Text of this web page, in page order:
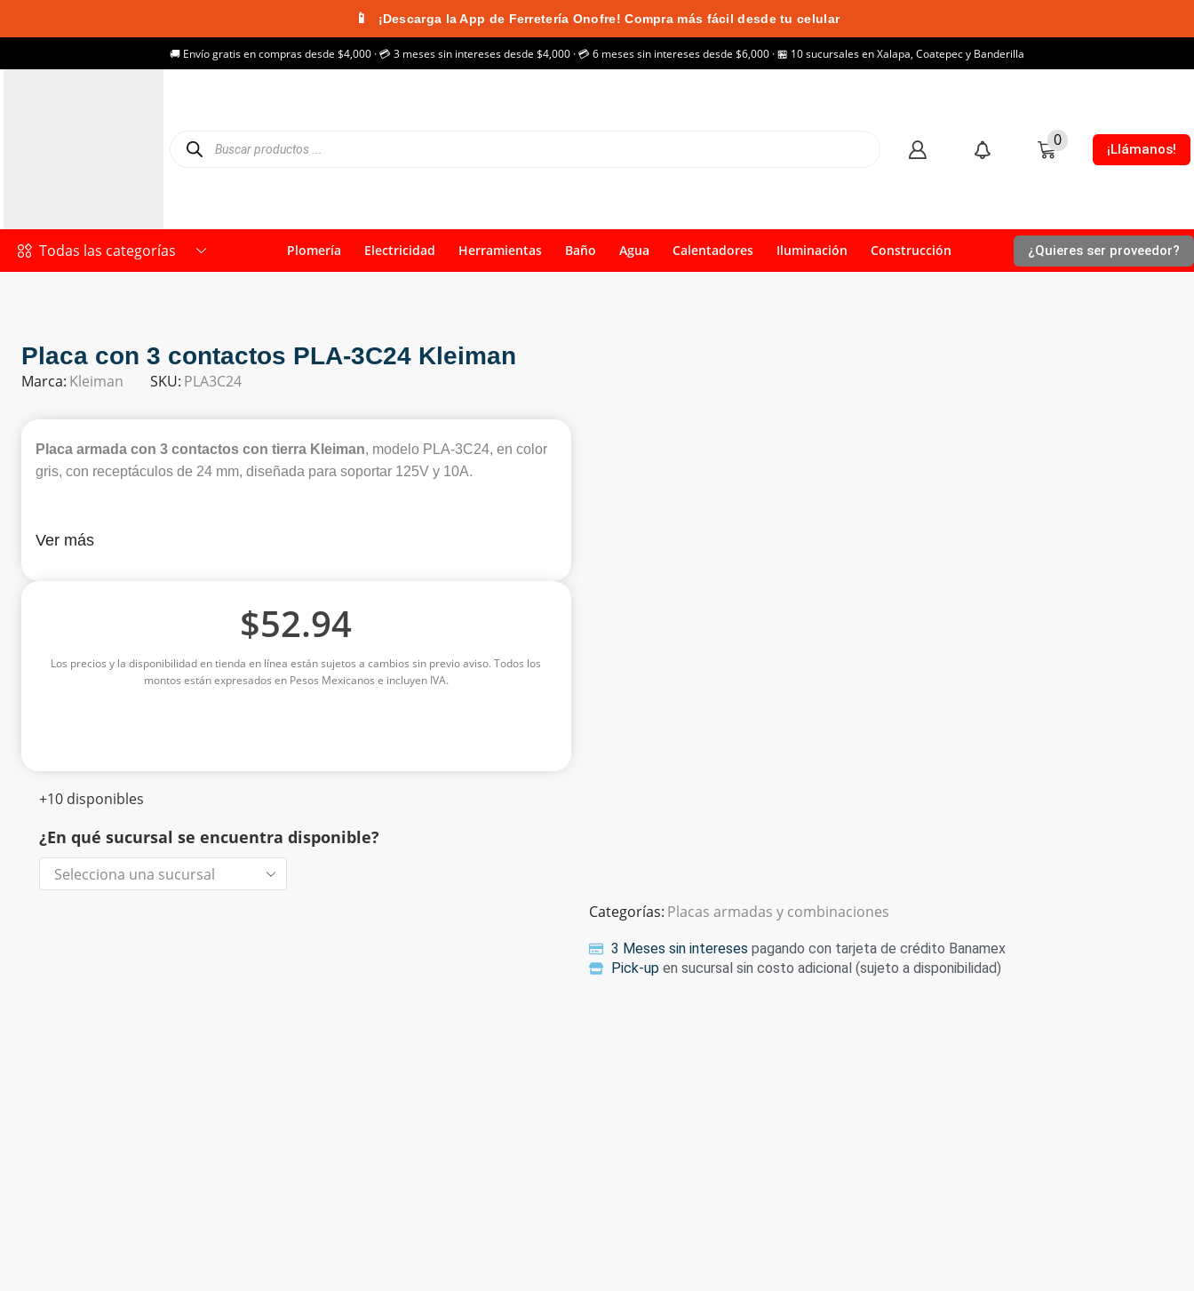
📱 ¡Descarga la App de Ferretería Onofre! Compra más fácil desde tu celular
🚚 Envío gratis en compras desde $4,000 · 💳 3 meses sin intereses desde $4,000 · 💳 6 meses sin intereses desde $6,000 · 🏪 10 sucursales en Xalapa, Coatepec y Banderilla
0 ¡Llámanos!
Todas las categorías Plomería Electricidad Herramientas Baño Agua Calentadores Iluminación Construcción ¿Quieres ser proveedor?
Placa con 3 contactos PLA-3C24 Kleiman
Marca: Kleiman SKU: PLA3C24
Placa armada con 3 contactos con tierra Kleiman, modelo PLA-3C24, en color
gris, con receptáculos de 24 mm, diseñada para soportar 125V y 10A.
Ver más
$52.94
Los precios y la disponibilidad en tienda en línea están sujetos a cambios sin previo aviso. Todos los
montos están expresados en Pesos Mexicanos e incluyen IVA.
+10 disponibles
¿En qué sucursal se encuentra disponible?
Categorías: Placas armadas y combinaciones
3 Meses sin intereses pagando con tarjeta de crédito Banamex
Pick-upen sucursal sin costo adicional (sujeto a disponibilidad)